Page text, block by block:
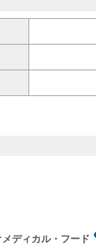
ィカル・フード
ディカル・フード